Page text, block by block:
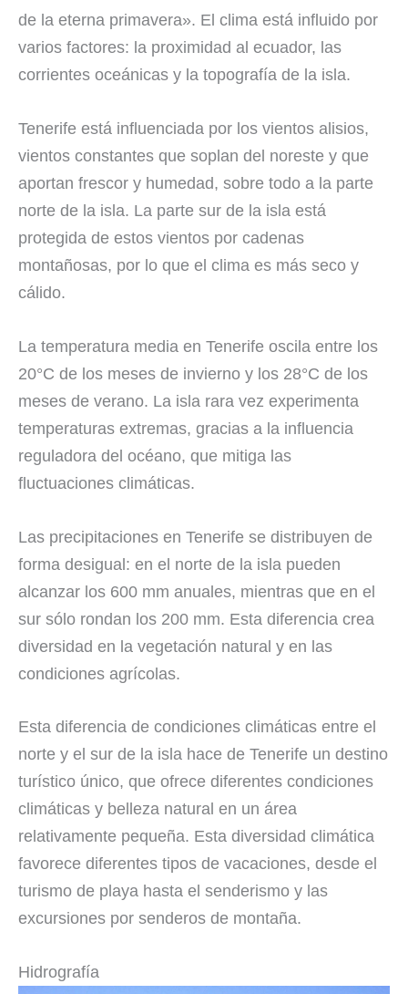
de la eterna primavera». El clima está influido por
varios factores: la proximidad al ecuador, las
corrientes oceánicas y la topografía de la isla.
Tenerife está influenciada por los vientos alisios,
vientos constantes que soplan del noreste y que
aportan frescor y humedad, sobre todo a la parte
norte de la isla. La parte sur de la isla está
protegida de estos vientos por cadenas
montañosas, por lo que el clima es más seco y
cálido.
La temperatura media en Tenerife oscila entre los
20°C de los meses de invierno y los 28°C de los
meses de verano. La isla rara vez experimenta
temperaturas extremas, gracias a la influencia
reguladora del océano, que mitiga las
fluctuaciones climáticas.
Las precipitaciones en Tenerife se distribuyen de
forma desigual: en el norte de la isla pueden
alcanzar los 600 mm anuales, mientras que en el
sur sólo rondan los 200 mm. Esta diferencia crea
diversidad en la vegetación natural y en las
condiciones agrícolas.
Esta diferencia de condiciones climáticas entre el
norte y el sur de la isla hace de Tenerife un destino
turístico único, que ofrece diferentes condiciones
climáticas y belleza natural en un área
relativamente pequeña. Esta diversidad climática
favorece diferentes tipos de vacaciones, desde el
turismo de playa hasta el senderismo y las
excursiones por senderos de montaña.
Hidrografía